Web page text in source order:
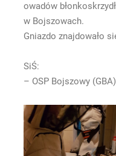
owadów
w Bojszowach.
Gniazdo znajdowało
SiŚ:
– OSP Bojszowy